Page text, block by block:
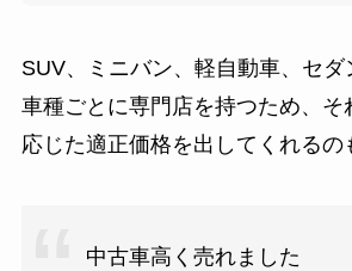
SUV、ミニバン、軽自動車、セダ
車種ごとに専門店を持つため、そ
応じた適正価格を出してくれるの
中古車高く売れました